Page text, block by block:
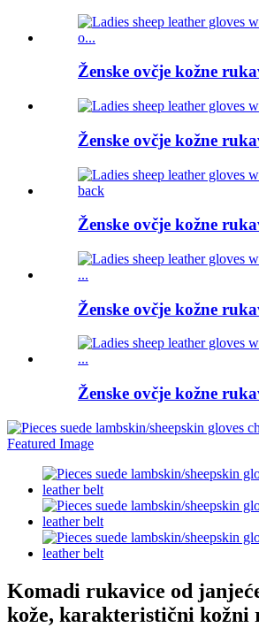
Ženske ovčje kožne
Ženske ovčje kožne
Ženske ovčje kožne
Ženske ovčje kožne
Ženske ovčje kožne
Komadi rukavice od
kože, karakteristični kožni